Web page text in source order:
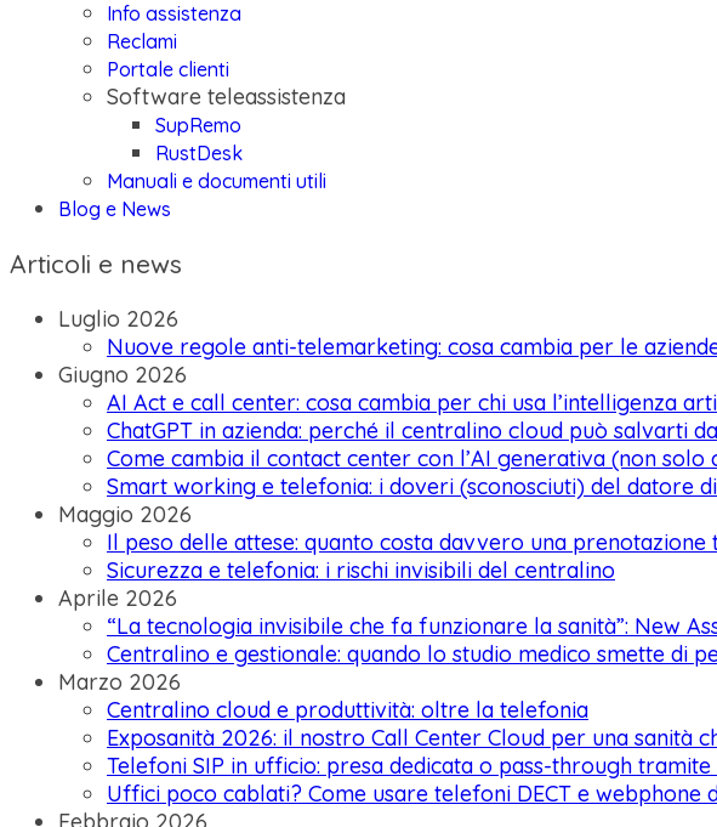
Info assistenza
Reclami
Portale clienti
Software teleassistenza
SupRemo
RustDesk
Manuali e documenti utili
Blog e News
Articoli e news
Luglio 2026
Nuove regole anti-telemarketing: cosa cambia per le
Giugno 2026
AI Act e call center: cosa cambia per chi usa l’intelligenza
ChatGPT in azienda: perché il centralino cloud può salvarti
Come cambia il contact center con l’AI generativa (non solo
Smart working e telefonia: i doveri (sconosciuti) del datore
Maggio 2026
Il peso delle attese: quanto costa davvero una prenotazione
Sicurezza e telefonia: i rischi invisibili del centralino
Aprile 2026
“La tecnologia invisibile che fa funzionare la sanità”: New
Centralino e gestionale: quando lo studio medico smette di
Marzo 2026
Centralino cloud e produttività: oltre la telefonia
Exposanità 2026: il nostro Call Center Cloud per una sanità
Telefoni SIP in ufficio: presa dedicata o pass-through tramite
Uffici poco cablati? Come usare telefoni DECT e webphone